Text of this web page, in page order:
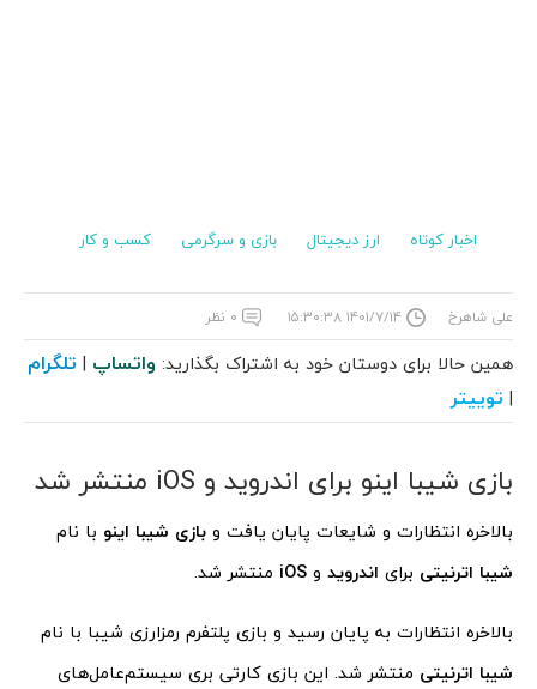
اخبار کوتاه ارز دیجیتال بازی و سرگرمی کسب و کار
علی شاهرخ ۱۴۰۱/۷/۱۴ ۱۵:۳۰:۳۸ ۰ نظر
همین حالا برای دوستان خود به اشتراک بگذارید: واتساپ | تلگرام
| توییتر
بازی شیبا اینو برای اندروید و iOS منتشر شد
بالاخره انتظارات و شایعات پایان یافت و بازی شیبا اینو با نام
شیبا اترنیتی برای اندروید و iOS منتشر شد.
بالاخره انتظارات به پایان رسید و بازی پلتفرم رمزارزی شیبا با نام
شیبا اترنیتی منتشر شد. این بازی کارتی بری سیستم‌عامل‌های